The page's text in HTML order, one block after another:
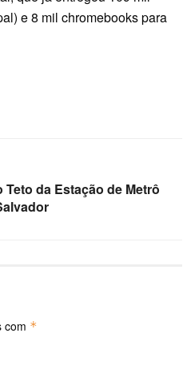
e 8 mil chromebooks para
Teto da Estação de Metrô
com *